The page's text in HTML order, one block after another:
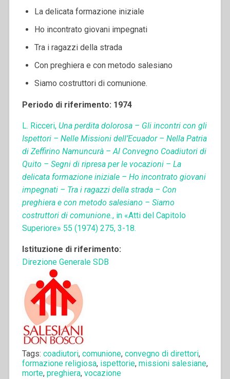
La delicata formazione iniziale
Ho incontrato giovani impegnati
Tra i ragazzi della strada
Con preghiera e con metodo salesiano
Siamo costruttori di comunione.
Periodo di riferimento: 1974
L. Ricceri, Una perdita dolorosa – Gli incontri con gli
Ispettori – Nelle Missioni dell’Ecuador – Nella Patria
di Zeffirino Namuncurà – Al Convegno Coadiutori di
Quito – Segni di ripresa per le vocazioni – La
delicata formazione iniziale – Ho incontrato giovani
impegnati – Tra i ragazzi della strada – Con
preghiera e con metodo salesiano – Siamo
costruttori di comunione., in «Atti del Capitolo
Superiore» 55 (1974) 275, 3-18.
Istituzione di riferimento:
Direzione Generale SDB
Tags: coadiutori, comunione, convegno di direttori,
formazione religiosa, ispettorie, missioni salesiane,
morte, preghiera, vocazione